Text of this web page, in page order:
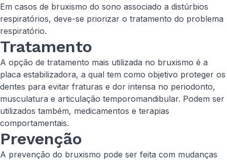
Em casos de bruxismo do sono associado a distúrbios
respiratórios, deve-se priorizar o tratamento do problema
respiratório.
Tratamento
A opção de tratamento mais utilizada no bruxismo é a
placa estabilizadora, a qual tem como objetivo proteger os
dentes para evitar fraturas e dor intensa no periodonto,
musculatura e articulação temporomandibular. Podem ser
utilizados também, medicamentos e terapias
comportamentais.
Prevenção
A prevenção do bruxismo pode ser feita com mudanças